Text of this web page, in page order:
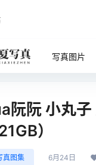
写真图片
阮阮 小丸子
）
真图集 6月24日